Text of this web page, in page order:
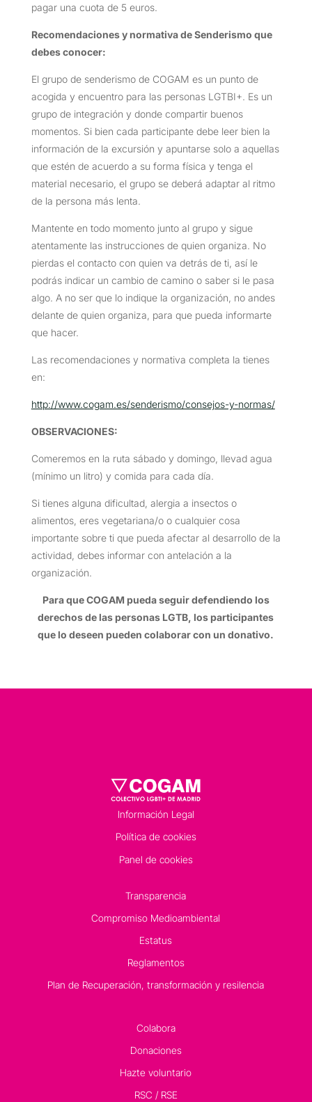
pagar una cuota de 5 euros.
Recomendaciones y normativa de Senderismo que
debes conocer:
El grupo de senderismo de COGAM es un punto de
acogida y encuentro para las personas LGTBI+. Es un
grupo de integración y donde compartir buenos
momentos. Si bien cada participante debe leer bien la
información de la excursión y apuntarse solo a aquellas
que estén de acuerdo a su forma física y tenga el
material necesario, el grupo se deberá adaptar al ritmo
de la persona más lenta.
Mantente en todo momento junto al grupo y sigue
atentamente las instrucciones de quien organiza. No
pierdas el contacto con quien va detrás de ti, así le
podrás indicar un cambio de camino o saber si le pasa
algo. A no ser que lo indique la organización, no andes
delante de quien organiza, para que pueda informarte
que hacer.
Las recomendaciones y normativa completa la tienes
en:
http://www.cogam.es/senderismo/consejos-y-normas/
OBSERVACIONES:
Comeremos en la ruta sábado y domingo, llevad agua
(mínimo un litro) y comida para cada día.
Si tienes alguna dificultad, alergia a insectos o
alimentos, eres vegetariana/o o cualquier cosa
importante sobre ti que pueda afectar al desarrollo de la
actividad, debes informar con antelación a la
organización.
Para que COGAM pueda seguir defendiendo los
derechos de las personas LGTB, los participantes
que lo deseen pueden colaborar con un donativo.
Información Legal
Política de cookies
Panel de cookies
Transparencia
Compromiso Medioambiental
Estatus
Reglamentos
Plan de Recuperación, transformación y resilencia
Colabora
Donaciones
Hazte voluntario
RSC / RSE